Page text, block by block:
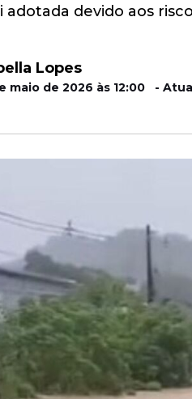
adotada devido aos
Lopes
maio de 2026 às 12:00 -